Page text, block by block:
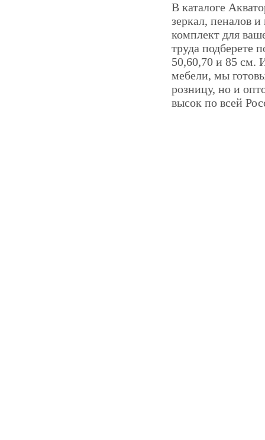
В каталоге
зеркал, пеналов
комплект для
труда подберете
50,60,70 и 85 см.
мебели, мы
розницу, но и
высок по всей